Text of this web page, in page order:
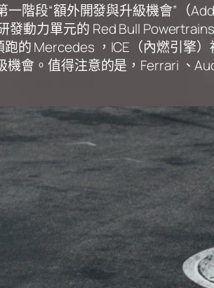
階段“額外開發與升級機會”（
動力單元的 Red Bull
的 Mercedes ，ICE（內燃引擎）
機會。值得注意的是，Ferrari 、